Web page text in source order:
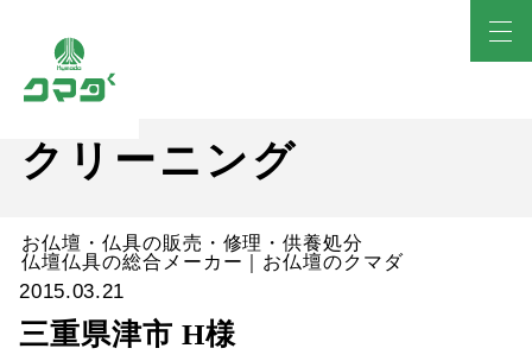
クリーニング
お仏壇・仏具の販売・修理・供養処分
仏壇仏具の総合メーカー｜お仏壇のクマダ
2015.03.21
三重県津市 H様